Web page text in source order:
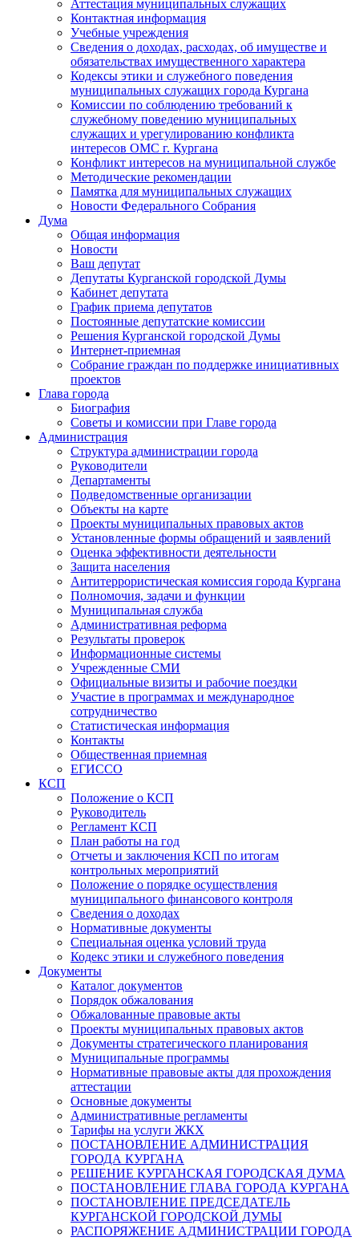
Аттестация муниципальных служащих
Контактная информация
Учебные учреждения
Сведения о доходах, расходах, об имуществе и
обязательствах имущественного характера
Кодексы этики и служебного поведения
муниципальных служащих города Кургана
Комиссии по соблюдению требований к
служебному поведению муниципальных
служащих и урегулированию конфликта
интересов ОМС г. Кургана
Конфликт интересов на муниципальной службе
Методические рекомендации
Памятка для муниципальных служащих
Новости Федерального Cобрания
Дума
Общая информация
Новости
Ваш депутат
Депутаты Курганской городской Думы
Кабинет депутата
График приема депутатов
Постоянные депутатские комиссии
Решения Курганской городской Думы
Интернет-приемная
Собрание граждан по поддержке инициативных
проектов
Глава города
Биография
Советы и комиссии при Главе города
Администрация
Структура администрации города
Руководители
Департаменты
Подведомственные организации
Объекты на карте
Проекты муниципальных правовых актов
Установленные формы обращений и заявлений
Оценка эффективности деятельности
Защита населения
Антитеррористическая комиссия города Кургана
Полномочия, задачи и функции
Муниципальная служба
Административная реформа
Результаты проверок
Информационные системы
Учрежденные СМИ
Официальные визиты и рабочие поездки
Участие в программах и международное
сотрудничество
Статистическая информация
Контакты
Общественная приемная
ЕГИССО
КСП
Положение о КСП
Руководитель
Регламент КСП
План работы на год
Отчеты и заключения КСП по итогам
контрольных мероприятий
Положение о порядке осуществления
муниципального финансового контроля
Сведения о доходах
Нормативные документы
Специальная оценка условий труда
Кодекс этики и служебного поведения
Документы
Каталог документов
Порядок обжалования
Обжалованные правовые акты
Проекты муниципальных правовых актов
Документы стратегического планирования
Муниципальные программы
Нормативные правовые акты для прохождения
аттестации
Основные документы
Административные регламенты
Тарифы на услуги ЖКХ
ПОСТАНОВЛЕНИЕ АДМИНИСТРАЦИЯ
ГОРОДА КУРГАНА
РЕШЕНИЕ КУРГАНСКАЯ ГОРОДСКАЯ ДУМА
ПОСТАНОВЛЕНИЕ ГЛАВА ГОРОДА КУРГАНА
ПОСТАНОВЛЕНИЕ ПРЕДСЕДАТЕЛЬ
КУРГАНСКОЙ ГОРОДСКОЙ ДУМЫ
РАСПОРЯЖЕНИЕ АДМИНИСТРАЦИИ ГОРОДА